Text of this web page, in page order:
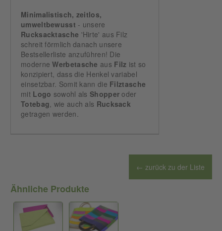
Minimalistisch, zeitlos,
umweltbewusst - unsere
Rucksacktasche 'Hirte' aus Filz
schreit förmlich danach unsere
Bestsellerliste anzuführen! Die
moderneWerbetasche aus Filz ist so
konzipiert, dass die Henkel variabel
einsetzbar. Somit kann die Filztasche
mit Logo sowohl als Shopperoder
Totebag, wie auch als Rucksack
getragen werden.
← zurück zu der Liste
Ähnliche Produkte